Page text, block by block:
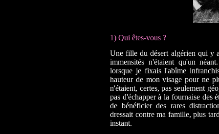
1) Qui êtes-vous ?
Une fille du désert algérien qui y
immensités n'étaient qu'un
lorsque je fixais l'abîme
hauteur de mon visage pour ne
n'étaient, certes, pas seulement
pas d'échapper à la fournaise des
de bénéficier des rares
dressait contre ma famille, plus
instant.